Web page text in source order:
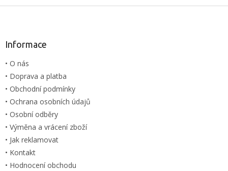
Informace
• O nás
• Doprava a platba
• Obchodní podmínky
• Ochrana osobních údajů
• Osobní odběry
• Výměna a vrácení zboží
• Jak reklamovat
• Kontakt
• Hodnocení obchodu